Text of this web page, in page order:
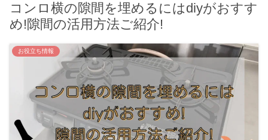
コンロ横の隙間を埋めるにはdiyがおすす
め!隙間の活用方法ご紹介!
お役立ち情報